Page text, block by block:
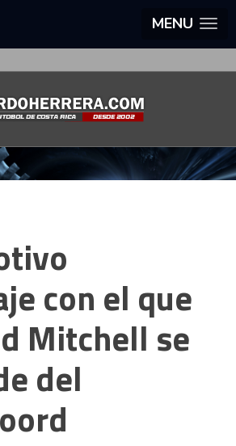
MENU
con el que
Mitchell se
del